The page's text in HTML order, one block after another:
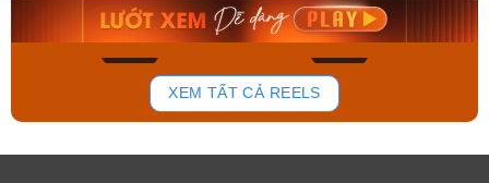
168
Mua ngay Mua ngay
XEM TẤT CẢ REELS